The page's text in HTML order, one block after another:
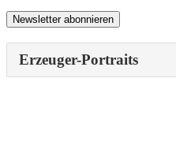
Erzeuger-Portraits